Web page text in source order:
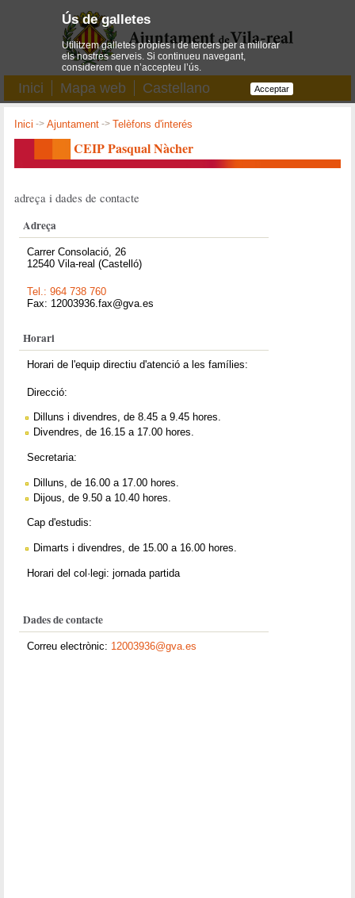
Inici Mapa web Castellano
Inici ->Ajuntament ->Telèfons d'interés
CEIP Pasqual Nàcher
adreça i dades de contacte
Adreça
Carrer Consolació, 26
12540 Vila-real (Castelló)
Tel.: 964 738 760
Fax: 12003936.fax@gva.es
Horari
Horari de l'equip directiu d'atenció a les famílies:
Direcció:
Dilluns i divendres, de 8.45 a 9.45 hores.
Divendres, de 16.15 a 17.00 hores.
Secretaria:
Dilluns, de 16.00 a 17.00 hores.
Dijous, de 9.50 a 10.40 hores.
Cap d'estudis:
Dimarts i divendres, de 15.00 a 16.00 hores.
Horari del col·legi: jornada partida
Dades de contacte
Correu electrònic: 12003936@gva.es
Ús de galletes
Utilitzem galletes pròpies i de tercers per a millorar
els nostres serveis. Si continueu navegant,
considerem que n’accepteu l’ús.
Acceptar